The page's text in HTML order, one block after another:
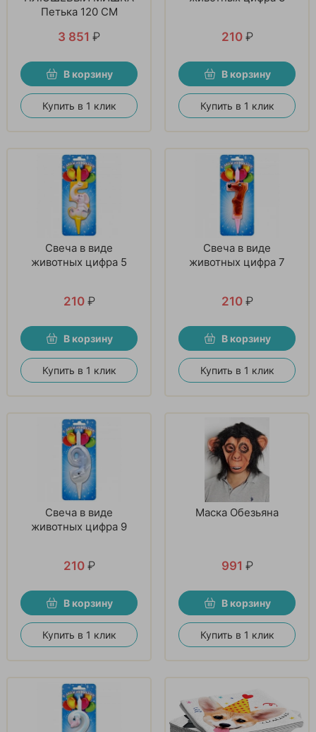
Петька 120 СМ
3 851 ₽
В корзину
Купить в 1 клик
210 ₽
В корзину
Купить в 1 клик
Свеча в виде
животных цифра 5
210 ₽
В корзину
Купить в 1 клик
Свеча в виде
животных цифра 7
210 ₽
В корзину
Купить в 1 клик
Свеча в виде
животных цифра 9
210 ₽
В корзину
Купить в 1 клик
Маска Обезьяна
991 ₽
В корзину
Купить в 1 клик